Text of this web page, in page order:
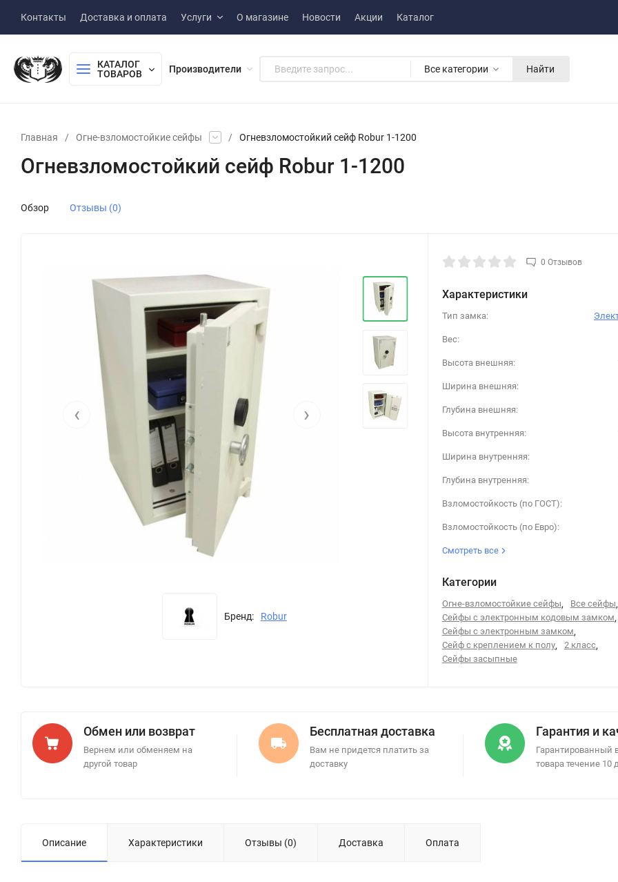
Контакты Доставка и оплата Услуги О магазине Новости Акции Каталог
КАТАЛОГ
ТОВАРОВ
Производители Все категории Найти
Главная / Огне-взломостойкие сейфы / Огневзломостойкий сейф Robur 1-1200
Огневзломостойкий сейф Robur 1-1200
Обзор Отзывы (0)
‹ ›
Бренд: Robur
0 Отзывов
Характеристики
Тип замка:
Вес:
Высота внешняя:
Ширина внешняя:
Глубина внешняя:
Высота внутренняя:
Ширина внутренняя:
Глубина внутренняя:
Взломостойкость (по ГОСТ):
Взломостойкость (по Евро):
Смотреть все
Категории
Огне-взломостойкие сейфы, Все сейфы,
Сейфы с электронным кодовым замком,
Сейфы с электронным замком,
Сейф с креплением к полу, 2 класс,
Сейфы засыпные
Обмен или возврат
Вернем или обменяем на
другой товар
Бесплатная доставка
Вам не придется платить за
доставку
Гарантия и
Гарантированный
товара течение 10
Описание Характеристики Отзывы (0) Доставка Оплата